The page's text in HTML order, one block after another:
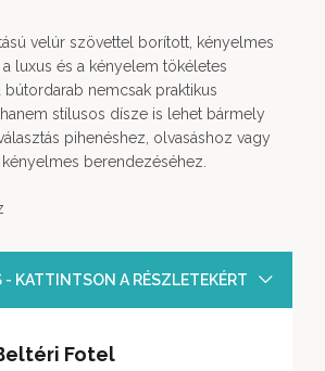
velúr szövettel borított, kényelmes
luxus és a kényelem tökéletes
bútordarab nemcsak praktikus
stílusos dísze is lehet bármely
pihenéshez, olvasáshoz vagy
berendezéséhez.
- KATTINTSON A RÉSZLETEKÉRT
Fotel